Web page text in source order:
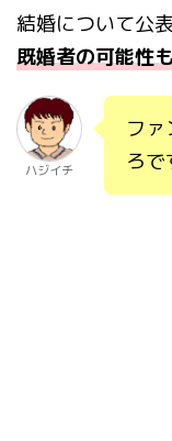
結婚について公
既婚者の可能性
ハジイチ
フ
ろで